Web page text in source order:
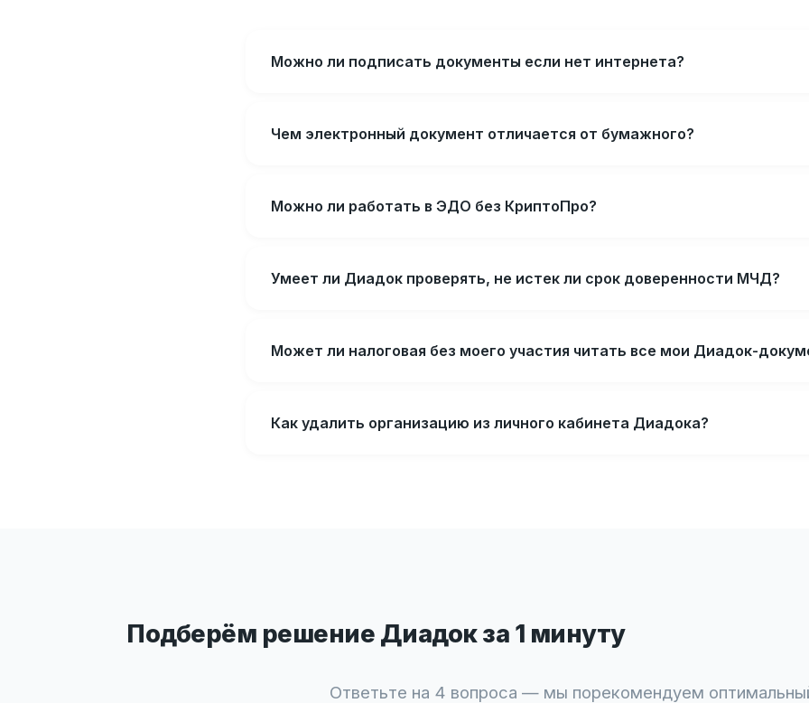
Можно ли подписать документы если нет интернета?
Чем электронный документ отличается от бумажного?
Можно ли работать в ЭДО без КриптоПро?
Умеет ли Диадок проверять, не истек ли срок доверенности МЧД?
Может ли налоговая без моего участия читать все мои Диадок-
Как удалить организацию из личного кабинета Диадока?
Подберём решение Диадок за 1 минуту
Ответьте на 4 вопроса — мы порекомендуем